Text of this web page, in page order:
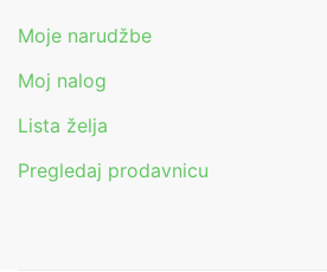
Moje narudžbe
Moj nalog
Lista želja
Pregledaj prodavnicu